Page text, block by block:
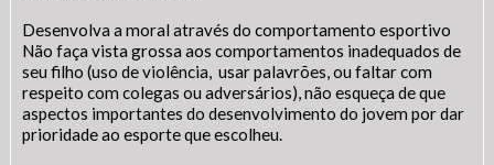
Desenvolva a moral através do comportamento esportivo
Não faça vista grossa aos comportamentos inadequados de
seu filho (uso de violência, usar palavrões, ou faltar com
respeito com colegas ou adversários), não esqueça de que
aspectos importantes do desenvolvimento do jovem por dar
prioridade ao esporte que escolheu.